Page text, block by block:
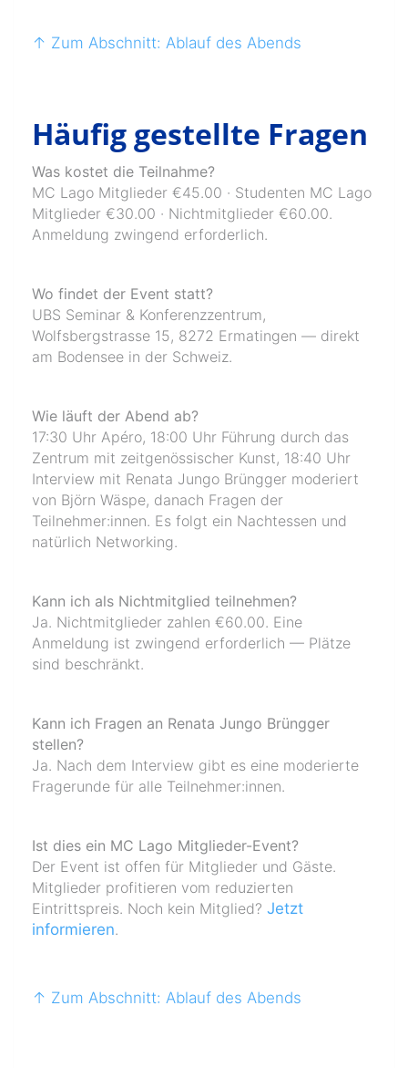
↑ Zum Abschnitt: Ablauf des Abends
Häufig gestellte Fragen
Was kostet die Teilnahme?
MC Lago Mitglieder €45.00 · Studenten MC Lago
Mitglieder €30.00 · Nichtmitglieder €60.00.
Anmeldung zwingend erforderlich.
Wo findet der Event statt?
UBS Seminar & Konferenzzentrum,
Wolfsbergstrasse 15, 8272 Ermatingen — direkt
am Bodensee in der Schweiz.
Wie läuft der Abend ab?
17:30 Uhr Apéro, 18:00 Uhr Führung durch das
Zentrum mit zeitgenössischer Kunst, 18:40 Uhr
Interview mit Renata Jungo Brüngger moderiert
von Björn Wäspe, danach Fragen der
Teilnehmer:innen. Es folgt ein Nachtessen und
natürlich Networking.
Kann ich als Nichtmitglied teilnehmen?
Ja. Nichtmitglieder zahlen €60.00. Eine
Anmeldung ist zwingend erforderlich — Plätze
sind beschränkt.
Kann ich Fragen an Renata Jungo Brüngger
stellen?
Ja. Nach dem Interview gibt es eine moderierte
Fragerunde für alle Teilnehmer:innen.
Ist dies ein MC Lago Mitglieder-Event?
Der Event ist offen für Mitglieder und Gäste.
Mitglieder profitieren vom reduzierten
Eintrittspreis. Noch kein Mitglied? Jetzt
informieren.
↑ Zum Abschnitt: Ablauf des Abends